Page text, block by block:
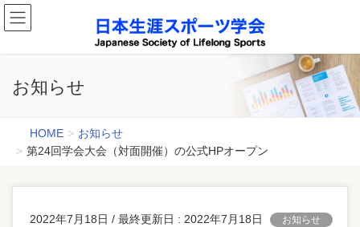
お知らせ
HOME
お知らせ
第24回学会大会（対面開催）の公式HPオープン
2022年7月18日 / 最終更新日 : 2022年7月18日 お知らせ